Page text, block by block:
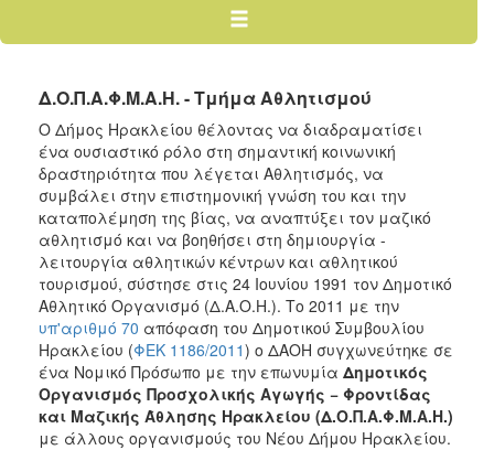
ΤΟΠΟΣ
ΜΑΣ
ΑΝΘΕΚΤΙΚΗ
ΠΟΛΗ
Δ.Ο.Π.Α.Φ.Μ.Α.Η. - Τμήμα Αθλητισμού
Ο Δήμος Ηρακλείου θέλοντας να διαδραματίσει
ένα ουσιαστικό ρόλο στη σημαντική κοινωνική
δραστηριότητα που λέγεται Αθλητισμός, να
συμβάλει στην επιστημονική γνώση του και την
καταπολέμηση της βίας, να αναπτύξει τον μαζικό
αθλητισμό και να βοηθήσει στη δημιουργία -
λειτουργία αθλητικών κέντρων και αθλητικού
τουρισμού, σύστησε στις 24 Ιουνίου 1991 τον Δημοτικό
Αθλητικό Οργανισμό (Δ.Α.Ο.Η.). Το 2011 με την
υπ'αριθμό 70 απόφαση του Δημοτικού Συμβουλίου
Ηρακλείου (ΦΕΚ 1186/2011) ο ΔΑΟΗ συγχωνεύτηκε σε
ένα Νομικό Πρόσωπο με την επωνυμία Δημοτικός
Οργανισμός Προσχολικής Αγωγής − Φροντίδας
και Μαζικής Άθλησης Ηρακλείου (Δ.Ο.Π.Α.Φ.Μ.Α.Η.)
με άλλους οργανισμούς του Νέου Δήμου Ηρακλείου.